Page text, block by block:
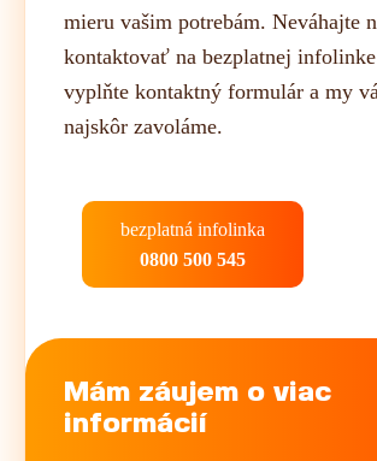
mieru vašim potrebám. Neváhajte
kontaktovať na bezplatnej
vyplňte kontaktný formulár a my
najskôr zavoláme.
bezplatná infolinka
0800 500 545
Mám záujem o viac
informácií